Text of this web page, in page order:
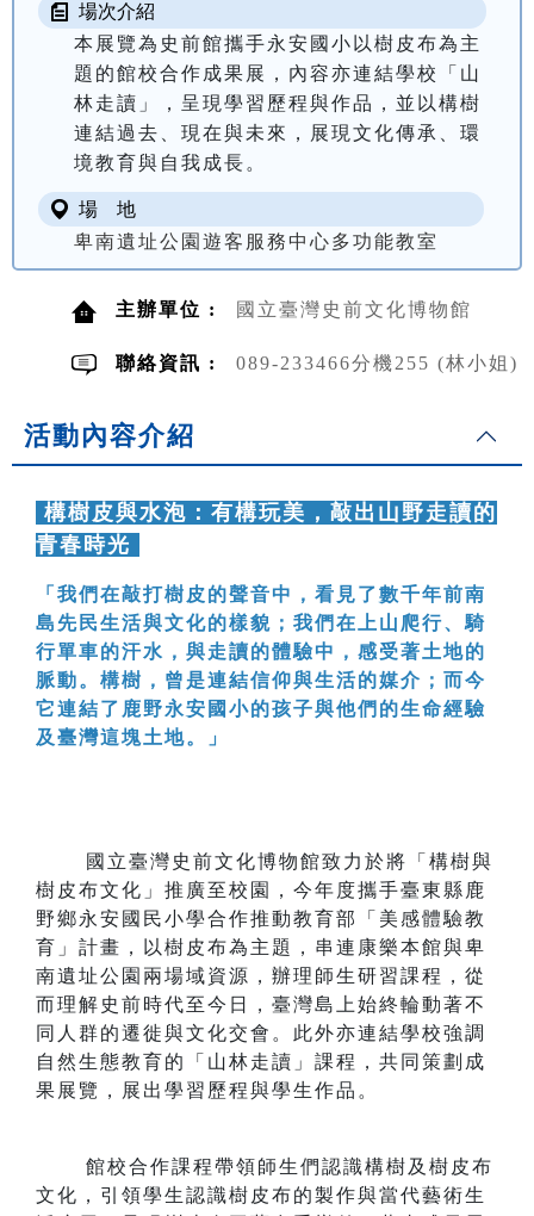
場次介紹
本展覽為史前館攜手永安國小以樹皮布為主
題的館校合作成果展，內容亦連結學校「山
林走讀」，呈現學習歷程與作品，並以構樹
連結過去、現在與未來，展現文化傳承、環
境教育與自我成長。
場 地
卑南遺址公園遊客服務中心多功能教室
主辦單位 : 國立臺灣史前文化博物館
聯絡資訊 : 089-233466分機255 (林小姐)
活動內容介紹
構樹皮與水泡：有構玩美，敲出山野走讀的
青春時光
「我們在敲打樹皮的聲音中，看見了數千年前南
島先民生活與文化的樣貌；我們在上山爬行、騎
行單車的汗水，與走讀的體驗中，感受著土地的
脈動。構樹，曾是連結信仰與生活的媒介；而今
它連結了鹿野永安國小的孩子與他們的生命經驗
及臺灣這塊土地。」
國立臺灣史前文化博物館致力於將「構樹與
樹皮布文化」推廣至校園，今年度攜手臺東縣鹿
野鄉永安國民小學合作推動教育部「美感體驗教
育」計畫，以樹皮布為主題，串連康樂本館與卑
南遺址公園兩場域資源，辦理師生研習課程，從
而理解史前時代至今日，臺灣島上始終輪動著不
同人群的遷徙與文化交會。此外亦連結學校強調
自然生態教育的「山林走讀」課程，共同策劃成
果展覽，展出學習歷程與學生作品。
館校合作課程帶領師生們認識構樹及樹皮布
文化，引領學生認識樹皮布的製作與當代藝術生